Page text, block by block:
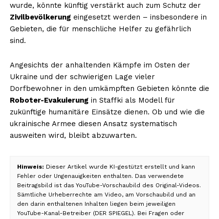
wurde, könnte künftig verstärkt auch zum Schutz der
Zivilbevölkerung eingesetzt werden – insbesondere in
Gebieten, die für menschliche Helfer zu gefährlich
sind.
Angesichts der anhaltenden Kämpfe im Osten der
Ukraine und der schwierigen Lage vieler
Dorfbewohner in den umkämpften Gebieten könnte die
Roboter-Evakuierung in Staffki als Modell für
zukünftige humanitäre Einsätze dienen. Ob und wie die
ukrainische Armee diesen Ansatz systematisch
ausweiten wird, bleibt abzuwarten.
Hinweis: Dieser Artikel wurde KI-gestützt erstellt und kann
Fehler oder Ungenauigkeiten enthalten. Das verwendete
Beitragsbild ist das YouTube-Vorschaubild des Original-Videos.
Sämtliche Urheberrechte am Video, am Vorschaubild und an
den darin enthaltenen Inhalten liegen beim jeweiligen
YouTube-Kanal-Betreiber (DER SPIEGEL). Bei Fragen oder